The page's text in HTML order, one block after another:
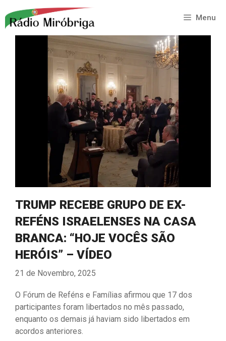
para
Menu
TRUMP RECEBE GRUPO DE EX-
REFÉNS ISRAELENSES NA CASA
BRANCA: “HOJE VOCÊS SÃO
HERÓIS” – VÍDEO
21 de Novembro, 2025
O Fórum de Reféns e Famílias afirmou que 17 dos
participantes foram libertados no mês passado,
enquanto os demais já haviam sido libertados em
acordos anteriores.